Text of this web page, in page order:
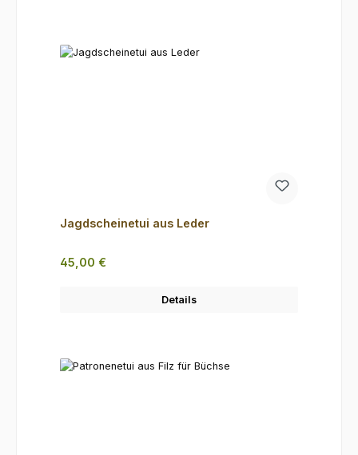
Jagdscheinetui aus Leder
Regulärer Preis:
45,00 €
Details